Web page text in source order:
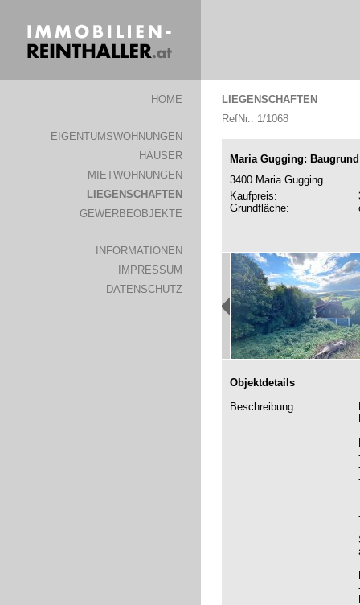
HOME
EIGENTUMSWOHNUNGEN
HÄUSER
MIETWOHNUNGEN
LIEGENSCHAFTEN
GEWERBEOBJEKTE
INFORMATIONEN
IMPRESSUM
DATENSCHUTZ
LIEGENSCHAFTEN
RefNr.: 1/1068
Maria Gugging:
3400 Maria Gugging
Kaufpreis:
Grundfläche:
Objektdetails
Beschreibung: